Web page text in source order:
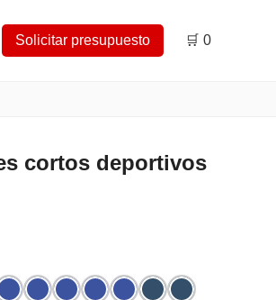
Solicitar presupuesto 🛒 0
cortos deportivos